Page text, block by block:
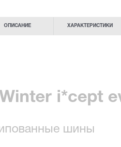
ОПИСАНИЕ ХАРАКТЕРИСТИКИ
i*cept
шины